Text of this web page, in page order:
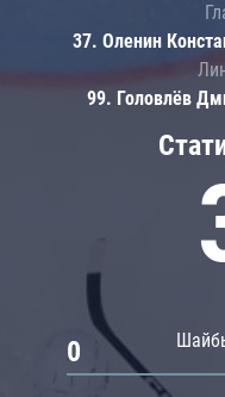
0
37. Оленин
99. Головлёв